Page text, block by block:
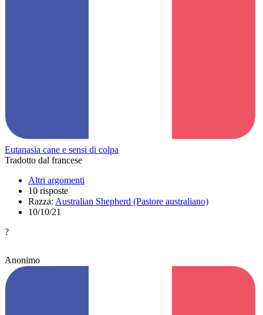
Eutanasia cane e sensi di colpa
Tradotto dal francese
Altri argomenti
10 risposte
Razza: Australian Shepherd (Pastore australiano)
10/10/21
?
Anonimo